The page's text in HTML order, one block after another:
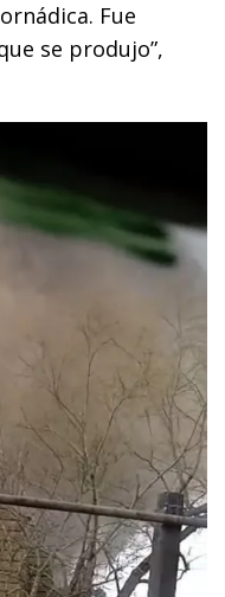
Fue
se produjo”,